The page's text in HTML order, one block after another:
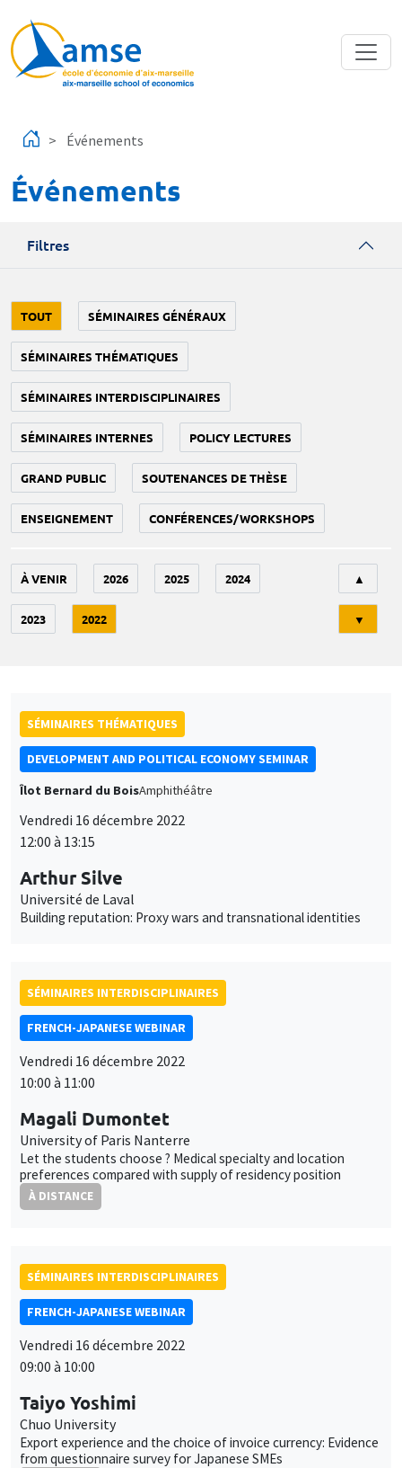
Événements
Événements
Filtres
TOUT SÉMINAIRES GÉNÉRAUX
SÉMINAIRES THÉMATIQUES
SÉMINAIRES INTERDISCIPLINAIRES
SÉMINAIRES INTERNES POLICY LECTURES
GRAND PUBLIC SOUTENANCES DE THÈSE
ENSEIGNEMENT CONFÉRENCES/WORKSHOPS
À VENIR 2026 2025 2024
2023 2022
▲
▼
SÉMINAIRES THÉMATIQUES
DEVELOPMENT AND POLITICAL ECONOMY SEMINAR
Îlot Bernard du BoisAmphithéâtre
Vendredi 16 décembre 2022
12:00 à 13:15
Arthur Silve
Université de Laval
Building reputation: Proxy wars and transnational identities
SÉMINAIRES INTERDISCIPLINAIRES
FRENCH-JAPANESE WEBINAR
Vendredi 16 décembre 2022
10:00 à 11:00
Magali Dumontet
University of Paris Nanterre
Let the students choose ? Medical specialty and location
preferences compared with supply of residency position
À DISTANCE
SÉMINAIRES INTERDISCIPLINAIRES
FRENCH-JAPANESE WEBINAR
Vendredi 16 décembre 2022
09:00 à 10:00
Taiyo Yoshimi
Chuo University
Export experience and the choice of invoice currency: Evidence
from questionnaire survey for Japanese SMEs